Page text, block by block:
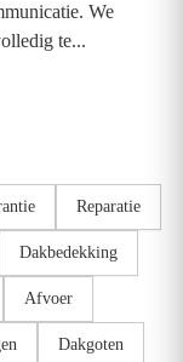
We
te...
Reparatie
Dakbedekking
Afvoer
Dakgoten